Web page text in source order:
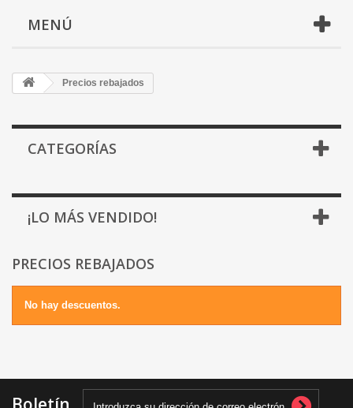
MENÚ
Precios rebajados
CATEGORÍAS
¡LO MÁS VENDIDO!
PRECIOS REBAJADOS
No hay descuentos.